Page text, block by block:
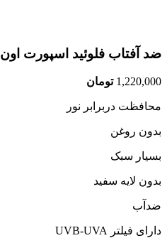
ضد آفتاب فلوئید اسپورت اون
1,220,000 تومان
محافظت دربرابر نور
بدون روغن
بسیار سبک
بدون لایه سفید
ضدآب
دارای فیلتر UVB-UVA